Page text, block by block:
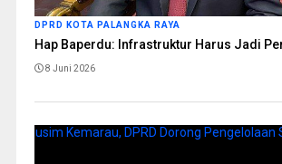
DPRD KOTA PALANGKA RAYA
Hap Baperdu: Infrastruktur Harus Jadi
8 Juni 2026